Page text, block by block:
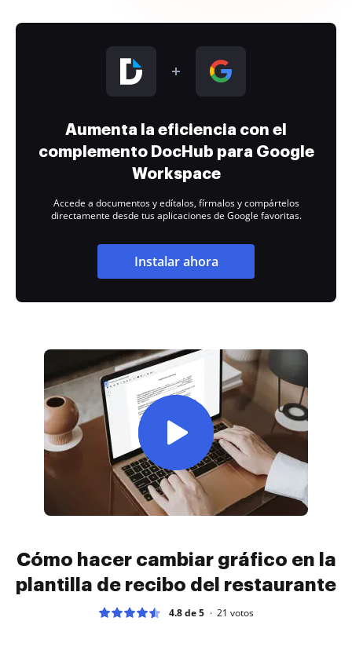
Aumenta la eficiencia con el
complemento DocHub para Google
Workspace
Accede a documentos y edítalos, fírmalos y compártelos
directamente desde tus aplicaciones de Google favoritas.
Instalar ahora
Cómo hacer cambiar gráfico en la
plantilla de recibo del restaurante
4.8 de 5 21 votos